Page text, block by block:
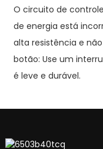
O circuito de
de energia está
alta resistência e
botão: Use um
é leve e durável.